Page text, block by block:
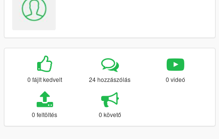
0 fájlt kedvelt 24 hozzászólás 0 videó
0 feltöltés 0 követő